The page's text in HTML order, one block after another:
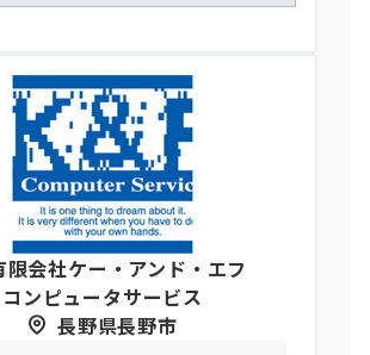
限会社ケー・アンド・エフ
コンピュータサービス
長野県長野市